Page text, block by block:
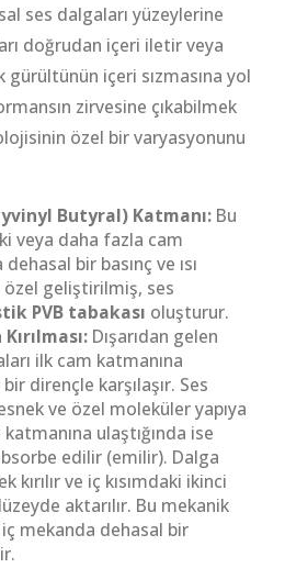
ses dalgaları yüzeylerine
doğrudan içeri iletir veya
içeri sızmasına yol
zirvesine çıkabilmek
özel bir varyasyonunu
Butyral) Katmanı:Bu
veya daha fazla cam
dehasal bir basınç ve ısı
özel geliştirilmiş, ses
PVB tabakası oluşturur.
Dışarıdan gelen
ilk cam katmanına
dirençle karşılaşır. Ses
ve özel moleküler yapıya
ulaştığında ise
edilir (emilir). Dalga
kırılır ve iç kısımdaki ikinci
aktarılır. Bu mekanik
mekanda dehasal bir